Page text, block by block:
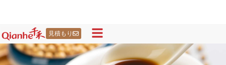
テ
ン
ツ
見積もり